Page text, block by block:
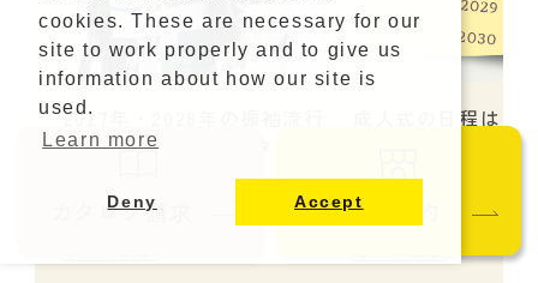
カタログ請求 ご来店予約
2027年・2028年の振袖流行
りカラー・人気のスタイル
成人式の日程はい
年以降の日程・対
説
cookies. These are necessary for our
site to work properly and to give us
information about how our site is
used.
Learn more
Deny Accept